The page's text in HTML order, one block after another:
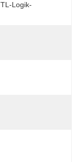
Logik-